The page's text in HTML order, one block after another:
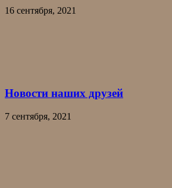
16 сентября, 2021
Новости наших друзей
7 сентября, 2021